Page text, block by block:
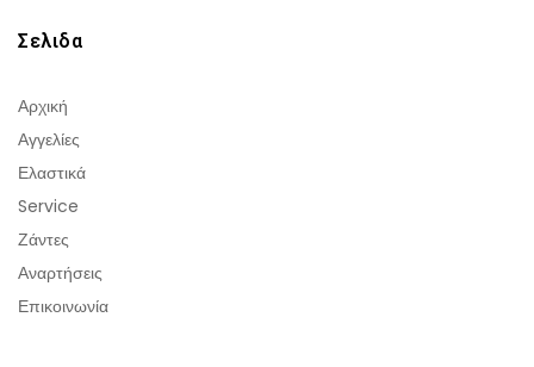
Σελιδα
Αρχική
Αγγελίες
Ελαστικά
Service
Ζάντες
Αναρτήσεις
Επικοινωνία